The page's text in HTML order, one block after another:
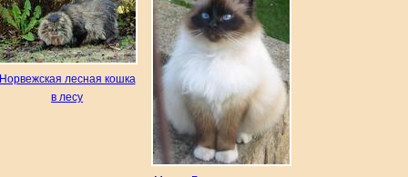
Норвежская лесная кошка
в лесу